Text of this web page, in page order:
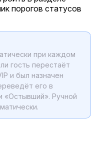
порогов статусов
при каждом
гость перестаёт
и был назначен
его в
«Остывший». Ручной